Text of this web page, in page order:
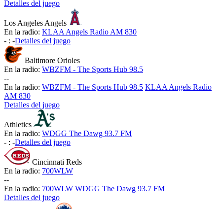
Detalles del juego
Los Angeles Angels
En la radio: KLAA Angels Radio AM 830
- : -Detalles del juego
Baltimore Orioles
En la radio: WBZFM - The Sports Hub 98.5
--
En la radio: WBZFM - The Sports Hub 98.5 KLAA Angels Radio
AM 830
Detalles del juego
Athletics
En la radio: WDGG The Dawg 93.7 FM
- : -Detalles del juego
Cincinnati Reds
En la radio: 700WLW
--
En la radio: 700WLW WDGG The Dawg 93.7 FM
Detalles del juego